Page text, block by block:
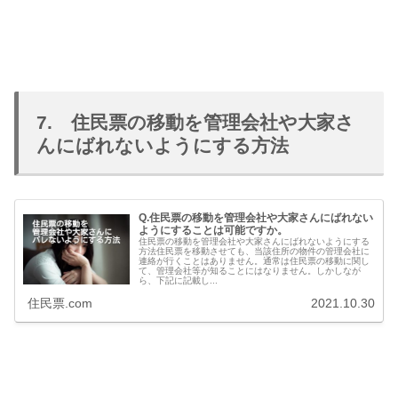
7. 住民票の移動を管理会社や大家さ
んにばれないようにする方法
Q.住民票の移動を管理会社や大家さんにばれない
ようにすることは可能ですか。
住民票の移動を管理会社や大家さんにばれないようにする
方法住民票を移動させても、当該住所の物件の管理会社に
連絡が行くことはありません。通常は住民票の移動に関し
て、管理会社等が知ることにはなりません。しかしなが
ら、下記に記載し...
住民票.com 2021.10.30